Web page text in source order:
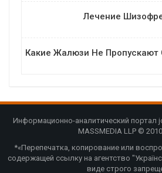
Лечение
Какие Жалюзи Не Пропускают
Информационно-аналитический портал
MASSMEDIA LLP ©
*«Перепечатка, копирование или
содержащей ссылку на агентство
виде строго